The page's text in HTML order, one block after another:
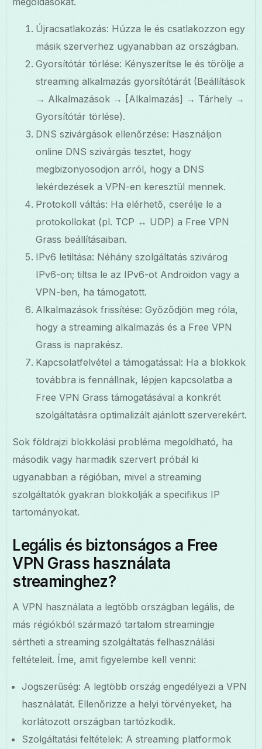
Újracsatlakozás: Húzza le és csatlakozzon egy
másik szerverhez ugyanabban az országban.
Gyorsítótár törlése: Kényszerítse le és törölje a
streaming alkalmazás gyorsítótárát (Beállítások
→ Alkalmazások → [Alkalmazás] → Tárhely →
Gyorsítótár törlése).
DNS szivárgások ellenőrzése: Használjon
online DNS szivárgás tesztet, hogy
megbizonyosodjon arról, hogy a DNS
lekérdezések a VPN-en keresztül mennek.
Protokoll váltás: Ha elérhető, cserélje le a
protokollokat (pl. TCP ↔ UDP) a Free VPN
Grass beállításaiban.
IPv6 letiltása: Néhány szolgáltatás szivárog
IPv6-on; tiltsa le az IPv6-ot Androidon vagy a
VPN-ben, ha támogatott.
Alkalmazások frissítése: Győződjön meg róla,
hogy a streaming alkalmazás és a Free VPN
Grass is naprakész.
Kapcsolatfelvétel a támogatással: Ha a blokkok
továbbra is fennállnak, lépjen kapcsolatba a
Free VPN Grass támogatásával a konkrét
szolgáltatásra optimalizált ajánlott szerverekért.
Sok földrajzi blokkolási probléma megoldható, ha
második vagy harmadik szervert próbál ki
ugyanabban a régióban, mivel a streaming
szolgáltatók gyakran blokkolják a specifikus IP
tartományokat.
Legális és biztonságos a Free
VPN Grass használata
streaminghez?
A VPN használata a legtöbb országban legális, de
más régiókból származó tartalom streamingje
sértheti a streaming szolgáltatás felhasználási
feltételeit. Íme, amit figyelembe kell venni:
Jogszerűség: A legtöbb ország engedélyezi a VPN
használatát. Ellenőrizze a helyi törvényeket, ha
korlátozott országban tartózkodik.
Szolgáltatási feltételek: A streaming platformok